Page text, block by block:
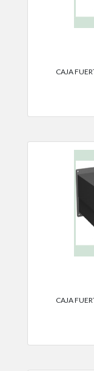
CAJA
CAJA